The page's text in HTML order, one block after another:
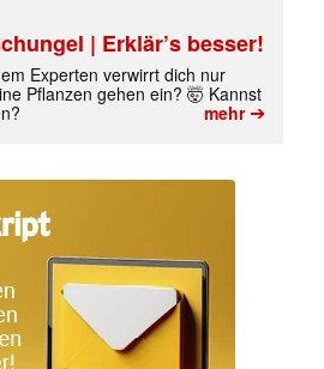
| Erklär’s besser!
Experten verwirrt dich nur
Pflanzen gehen ein? 🤯 Kannst
mehr➔